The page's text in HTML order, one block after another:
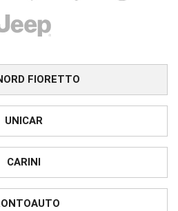
FIORETTO
UNICAR
CARINI